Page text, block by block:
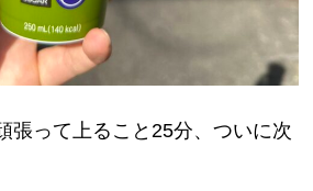
張って上ること25分、ついに次